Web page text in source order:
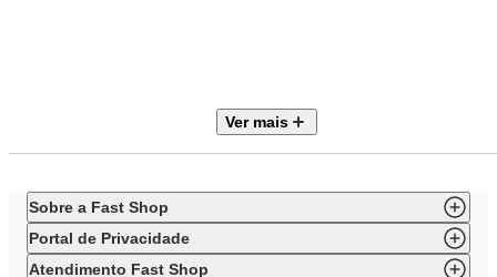
01 Pulseira Para Apple Watch 38mm / 40mm Nylon Trigger - Rosa -
Ver mais
Sobre a Fast Shop
Portal de Privacidade
Atendimento Fast Shop